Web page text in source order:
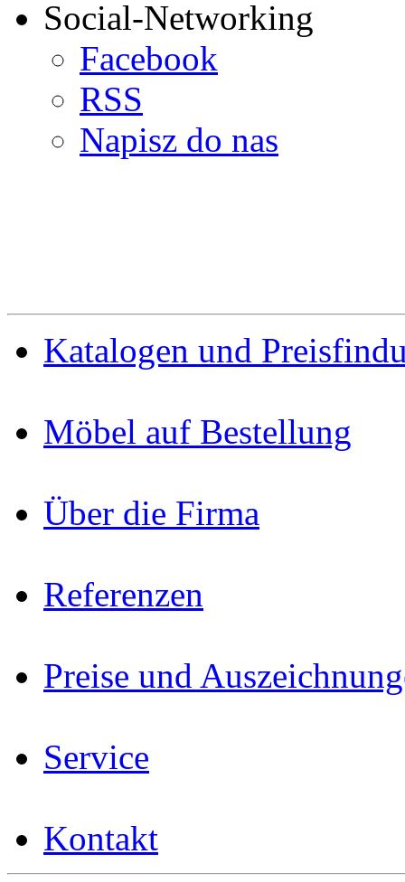
Social-Networking
Facebook
RSS
Napisz do nas
Katalogen und
Möbel auf Bestellung
Über die Firma
Referenzen
Preise und
Service
Kontakt